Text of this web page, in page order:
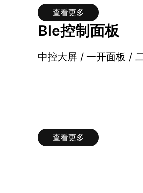
查看更多
Ble控制面板
中控大屏 / 一开面板 /
查看更多